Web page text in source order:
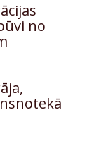
no